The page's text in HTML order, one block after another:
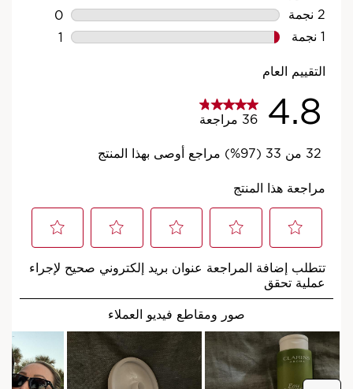
منتج من مجموعة أروما لكل حالة
*اختبار المستهلك- 92 امرأة